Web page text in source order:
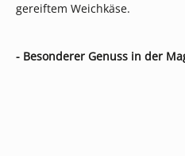
gereiftem Weichkäse.
- Besonderer Genuss in der